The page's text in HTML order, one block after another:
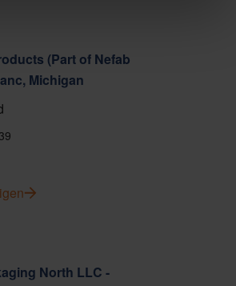
(Part of Nefab
Michigan
North LLC -